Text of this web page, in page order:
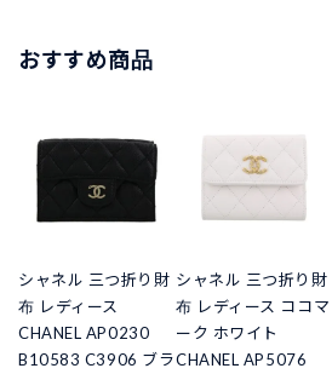
おすすめ商品
シャネル 三つ折り財
布 レディース
CHANEL AP0230
B10583 C3906 ブラ
シャネル 三つ折り財
布 レディース ココマ
ーク ホワイト
CHANEL AP5076